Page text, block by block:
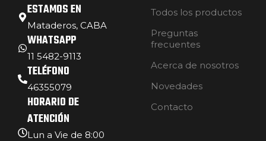
ESTAMOS EN
Mataderos, CABA
WHATSAPP
11 5482-9113
TELÉFONO
46355079
HORARIO DE
ATENCIÓN
Lun a Vie de 8:00
Todos los productos
Preguntas
frecuentes
Acerca de nosotros
Novedades
Contacto